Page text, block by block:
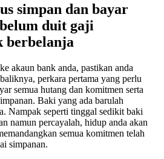
simpan dan bayar
duit gaji
berbelanja
akaun bank anda, pastikan anda
perkara pertama yang perlu
semua hutang dan komitmen serta
Baki yang ada barulah
Nampak seperti tinggal sedikit baki
namun percayalah, hidup anda akan
semua komitmen telah
simpanan.